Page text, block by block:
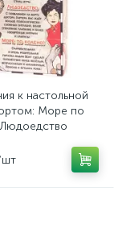
к настольной
Море по